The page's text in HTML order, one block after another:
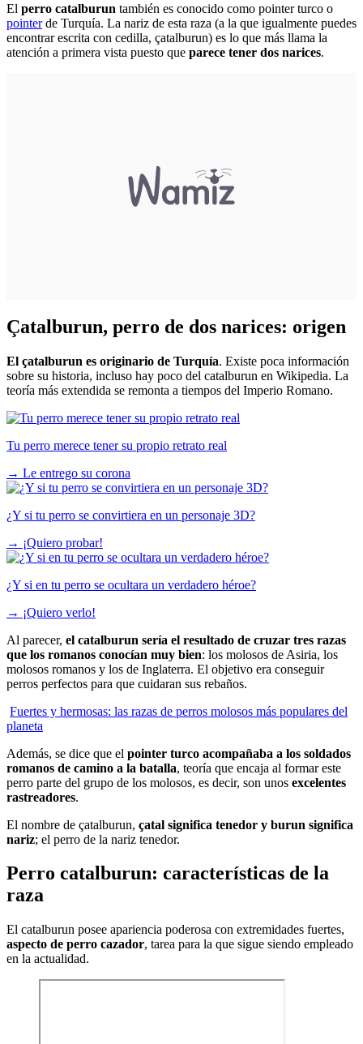
El perro catalburun también es conocido como pointer turco o
pointerde Turquía. La nariz de esta raza (a la que igualmente puedes
encontrar escrita con cedilla, çatalburun) es lo que más llama la
atención a primera vista puesto que parece tener dos narices.
Çatalburun, perro de dos narices: origen
El çatalburun es originario de Turquía. Existe poca información
sobre su historia, incluso hay poco del catalburun en Wikipedia. La
teoría más extendida se remonta a tiempos del Imperio Romano.
Tu perro merece tener su propio retrato real
→ Le entrego su corona
¿Y si tu perro se convirtiera en un personaje 3D?
→ ¡Quiero probar!
¿Y si en tu perro se ocultara un verdadero héroe?
→ ¡Quiero verlo!
Al parecer, el catalburun sería el resultado de cruzar tres razas
que los romanos conocían muy bien: los molosos de Asiria, los
molosos romanos y los de Inglaterra. El objetivo era conseguir
perros perfectos para que cuidaran sus rebaños.
Fuertes y hermosas: las razas de perros molosos más populares del
planeta
Además, se dice que el pointer turco acompañaba a los soldados
romanos de camino a la batalla, teoría que encaja al formar este
perro parte del grupo de los molosos, es decir, son unos excelentes
rastreadores.
El nombre de çatalburun, çatal significa tenedor y burun significa
nariz; el perro de la nariz tenedor.
Perro catalburun: características de la
raza
El catalburun posee apariencia poderosa con extremidades fuertes,
aspecto de perro cazador, tarea para la que sigue siendo empleado
en la actualidad.